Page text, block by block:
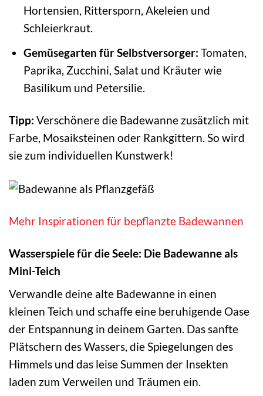
Hortensien, Rittersporn, Akeleien und
Schleierkraut.
Gemüsegarten für Selbstversorger: Tomaten,
Paprika, Zucchini, Salat und Kräuter wie
Basilikum und Petersilie.
Tipp: Verschönere die Badewanne zusätzlich mit
Farbe, Mosaiksteinen oder Rankgittern. So wird
sie zum individuellen Kunstwerk!
Mehr Inspirationen für bepflanzte Badewannen
Wasserspiele für die Seele: Die Badewanne als
Mini-Teich
Verwandle deine alte Badewanne in einen
kleinen Teich und schaffe eine beruhigende Oase
der Entspannung in deinem Garten. Das sanfte
Plätschern des Wassers, die Spiegelungen des
Himmels und das leise Summen der Insekten
laden zum Verweilen und Träumen ein.